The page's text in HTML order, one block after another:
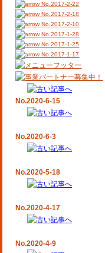
No.2017-2-22
No.2017-2-18
No.2017-2-10
No.2017-1-28
No.2017-1-25
No.2017-1-17
No.2020-6-15
No.2020-6-3
No.2020-5-18
No.2020-4-17
No.2020-4-9